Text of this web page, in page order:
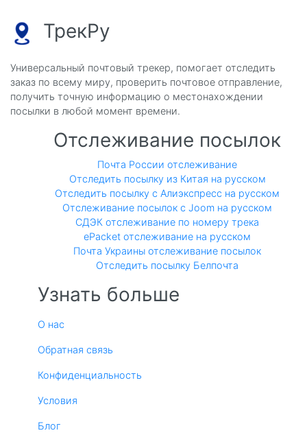
ТрекРу
Универсальный почтовый трекер, помогает отследить
заказ по всему миру, проверить почтовое отправление,
получить точную информацию о местонахождении
посылки в любой момент времени.
Отслеживание посылок
Почта России отслеживание
Отследить посылку из Китая на русском
Отследить посылку с Алиэкспресс на русском
Отслеживание посылок с Joom на русском
СДЭК отслеживание по номеру трека
ePacket отслеживание на русском
Почта Украины отслеживание посылок
Отследить посылку Белпочта
Узнать больше
О нас
Обратная связь
Конфиденциальность
Условия
Блог